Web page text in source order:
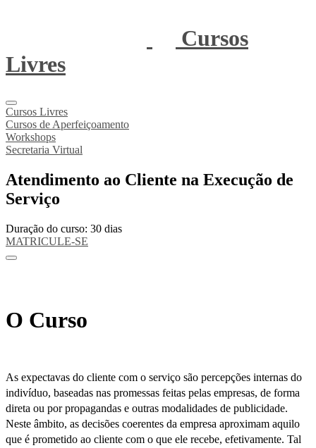
Cursos
Livres
Cursos Livres
Cursos de Aperfeiçoamento
Workshops
Secretaria Virtual
Atendimento ao Cliente na Execução de
Serviço
Duração do curso: 30 dias
MATRICULE-SE
O Curso
As expectavas do cliente com o serviço são percepções internas do
indivíduo, baseadas nas promessas feitas pelas empresas, de forma
direta ou por propagandas e outras modalidades de publicidade.
Neste âmbito, as decisões coerentes da empresa aproximam aquilo
que é prometido ao cliente com o que ele recebe, efetivamente. Tal